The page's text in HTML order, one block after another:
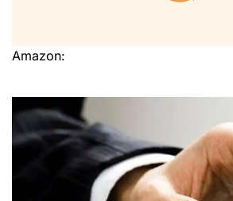
Amazon: